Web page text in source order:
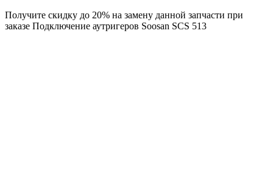
Получите скидку до 20% на замену данной запчасти при
заказе Подключение аутригеров Soosan SCS 513